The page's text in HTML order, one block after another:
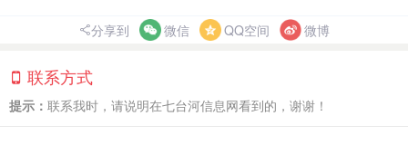
分享到 微信 QQ空间 微博
联系方式
提示： 联系我时，请说明在七台河信息网看到的，谢谢！